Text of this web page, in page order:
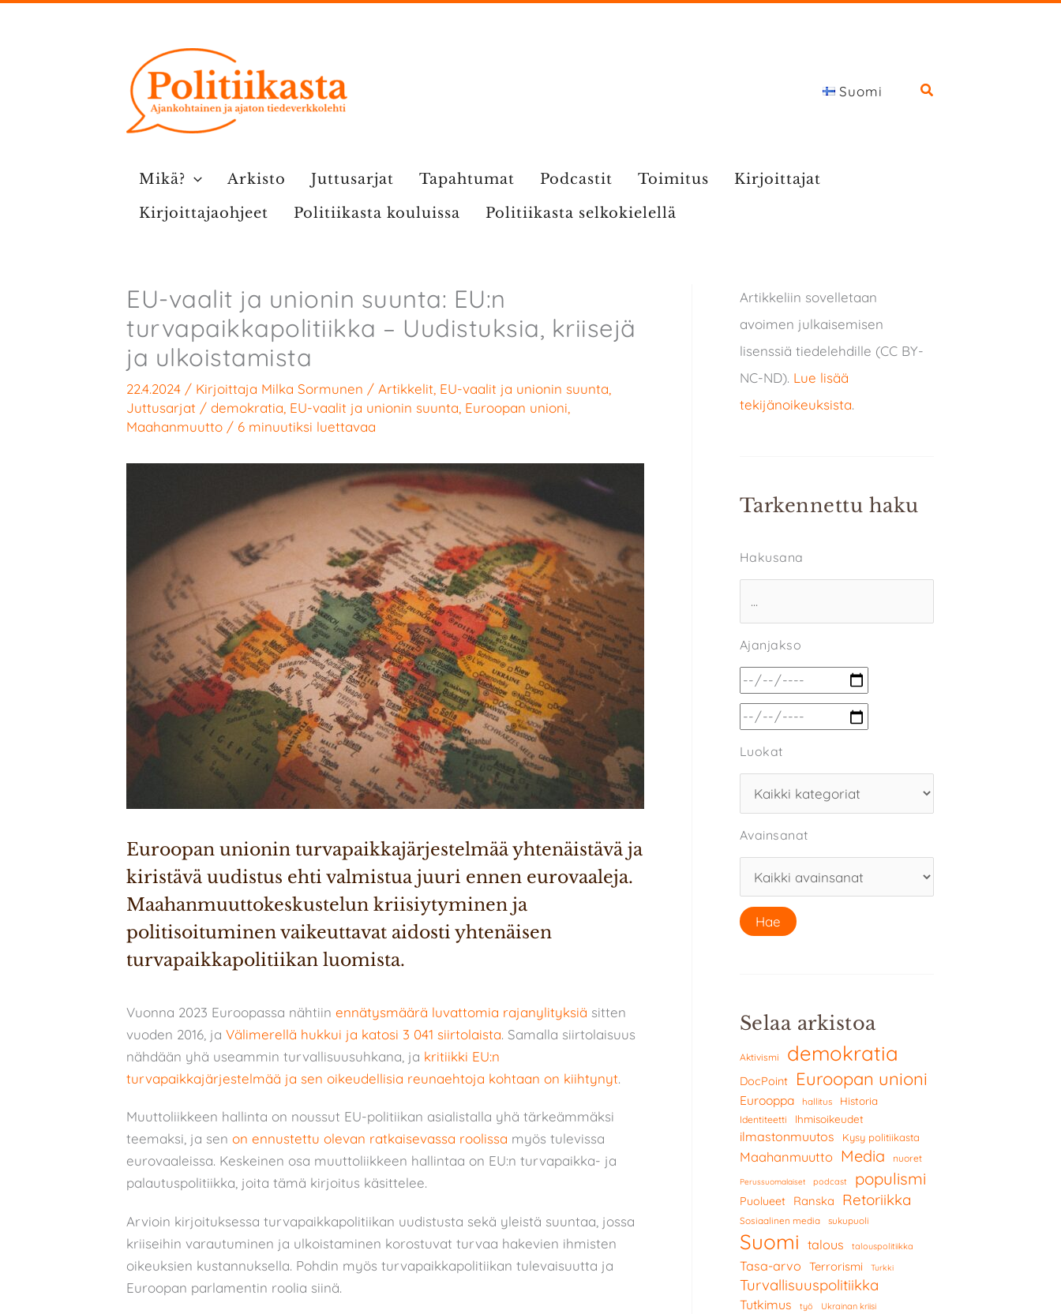
Suomi
Mikä? Arkisto Juttusarjat Tapahtumat Podcastit Toimitus
Kirjoittajat
Kirjoittajaohjeet
Politiikasta kouluissa Politiikasta selkokielellä
EU-vaalit ja unionin suunta: EU:n
turvapaikka­­politiikka – Uudistuksia, kriisejä
ja ulkoistamista
22.4.2024 / Kirjoittaja Milka Sormunen / Artikkelit EU-vaalit ja unionin suunta
Juttusarjat / demokratia EU-vaalit ja unionin suunta Euroopan unioni
Maahanmuutto / 6 minuutiksi luettavaa
Euroopan unionin turvapaikkajärjestelmää yhtenäistävä ja
kiristävä uudistus ehti valmistua juuri ennen eurovaaleja.
Maahanmuuttokeskustelun kriisiytyminen ja
politisoituminen vaikeuttavat aidosti yhtenäisen
turvapaikkapolitiikan luomista.
Vuonna 2023 Euroopassa nähtiin ennätysmäärä luvattomia rajanylityksiä sitten
vuoden 2016, ja Välimerellä hukkui ja katosi 3 041 siirtolaista. Samalla siirtolaisuus
nähdään yhä useammin turvallisuusuhkana, ja kritiikki EU:n
turvapaikkajärjestelmää ja sen oikeudellisia reunaehtoja kohtaan on kiihtynyt.
Muuttoliikkeen hallinta on noussut EU-politiikan asialistalla yhä tärkeämmäksi
teemaksi, ja sen on ennustettu olevan ratkaisevassa roolissa myös tulevissa
eurovaaleissa. Keskeinen osa muuttoliikkeen hallintaa on EU:n turvapaikka- ja
palautuspolitiikka, joita tämä kirjoitus käsittelee.
Arvioin kirjoituksessa turvapaikkapolitiikan uudistusta sekä yleistä suuntaa, jossa
kriiseihin varautuminen ja ulkoistaminen korostuvat turvaa hakevien ihmisten
oikeuksien kustannuksella. Pohdin myös turvapaikkapolitiikan tulevaisuutta ja
Euroopan parlamentin roolia siinä.
Artikkeliin sovelletaan
avoimen julkaisemisen
lisenssiä tiedelehdille (CC BY-
NC-ND). Lue lisää
tekijänoikeuksista.
Tarkennettu haku
Hakusana
Ajanjakso
Luokat
Avainsanat
Selaa arkistoa
Aktivismi demokratia
DocPoint Euroopan unioni
Eurooppa hallitus Historia
Identiteetti Ihmisoikeudet
ilmastonmuutos Kysy politiikasta
Maahanmuutto Media nuoret
Perussuomalaiset podcast populismi
Puolueet Ranska Retoriikka
Sosiaalinen media sukupuoli
Suomi talous talouspolitiikka
Tasa-arvo Terrorismi Turkki
Turvallisuuspolitiikka
Tutkimus työ Ukrainan kriisi